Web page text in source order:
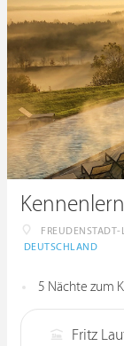
DEUTSCHLAND
5 Nächte zum
Fritz